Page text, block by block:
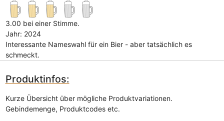
3.00 bei einer Stimme.
Jahr: 2024
Interessante Nameswahl für ein Bier - aber tatsächlich es
schmeckt.
Produktinfos:
Kurze Übersicht über mögliche Produktvariationen.
Gebindemenge, Produktcodes etc.